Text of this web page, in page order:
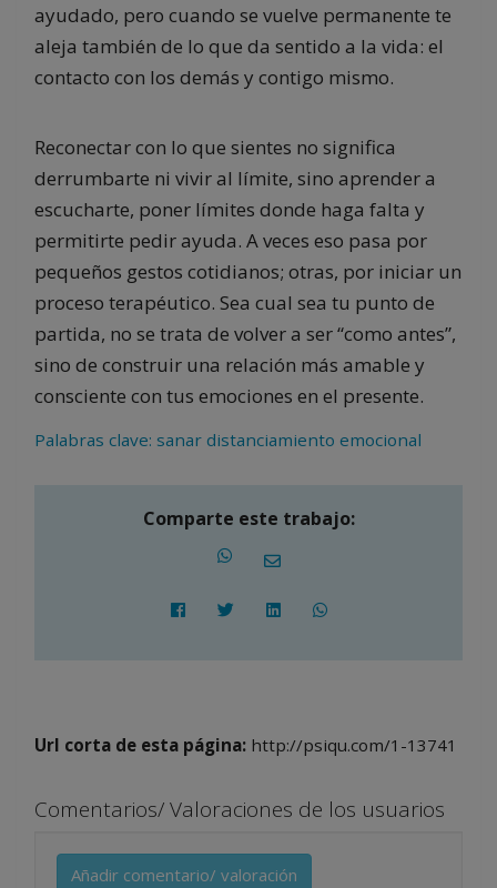
ayudado, pero cuando se vuelve permanente te
aleja también de lo que da sentido a la vida: el
contacto con los demás y contigo mismo.
Reconectar con lo que sientes no significa
derrumbarte ni vivir al límite, sino aprender a
escucharte, poner límites donde haga falta y
permitirte pedir ayuda. A veces eso pasa por
pequeños gestos cotidianos; otras, por iniciar un
proceso terapéutico. Sea cual sea tu punto de
partida, no se trata de volver a ser “como antes”,
sino de construir una relación más amable y
consciente con tus emociones en el presente.
Palabras clave: sanar distanciamiento emocional
Comparte este trabajo:
Url corta de esta página: http://psiqu.com/1-13741
Comentarios/ Valoraciones de los usuarios
Añadir comentario/ valoración